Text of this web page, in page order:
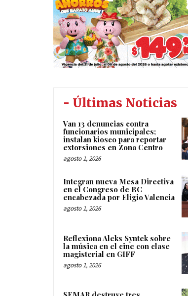
- Últimas Noticias
Van 13 denuncias contra
funcionarios municipales;
instalan kiosco para reportar
extorsiones en Zona Centro
agosto 1, 2026
Integran nueva Mesa Directiva
en el Congreso de BC
encabezada por Eligio Valencia
agosto 1, 2026
Reflexiona Aleks Syntek sobre
la música en el cine con clase
magisterial en GIFF
agosto 1, 2026